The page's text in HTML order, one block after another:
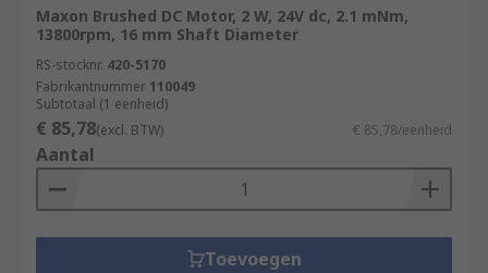
Maxon Brushed DC Motor, 2 W, 24V dc, 2.1 mNm,
13800rpm, 16 mm Shaft Diameter
RS-stocknr. 420-5170
Fabrikantnummer 110049
Subtotaal (1 eenheid)
€ 85,78(excl. BTW) € 85,78/eenheid
Aantal
Toevoegen